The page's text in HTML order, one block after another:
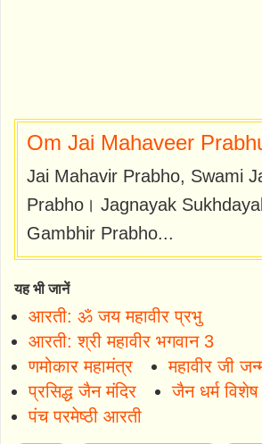
Om Jai Mahaveer
Jai Mahavir Prabho, Swami
Prabho। Jagnayak
Gambhir Prabho...
यह भी जानें
आरती: ॐ जय महावीर प्रभु
आरती: श्री महावीर भगवान 3
णमोकार महामंत्र
महावीर जी
प्रसिद्ध जैन मंदिर
जैन धर्म विशेष
पंच परमेष्ठी आरती